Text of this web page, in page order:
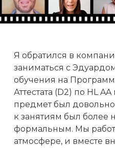
Я обратился в
заниматься с
обучения на
Аттестата (D2) по HL
предмет был
к занятиям был более
формальным. Мы
атмосфере, и вместе